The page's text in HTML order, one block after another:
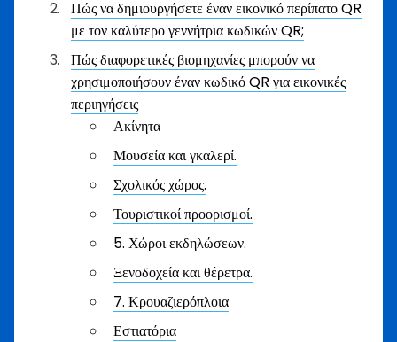
Πώς να δημιουργήσετε έναν εικονικό περίπατο QR
με τον καλύτερο γεννήτρια κωδικών QR;
Πώς διαφορετικές βιομηχανίες μπορούν να
χρησιμοποιήσουν έναν κωδικό QR για εικονικές
περιηγήσεις
Ακίνητα
Μουσεία και γκαλερί.
Σχολικός χώρος.
Τουριστικοί προορισμοί.
5. Χώροι εκδηλώσεων.
Ξενοδοχεία και θέρετρα.
7. Κρουαζιερόπλοια
Εστιατόρια